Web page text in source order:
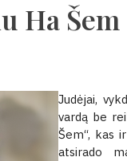
Ha Šem
Judėjai,
vardą be
Šem“, kas
atsirado